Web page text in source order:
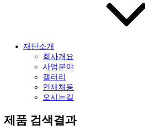
재단소개
회사개요
사업분야
갤러리
인재채용
오시는길
제품 검색결과